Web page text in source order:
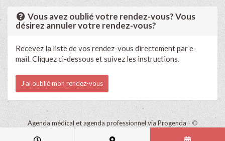
Vous avez oublié votre rendez-vous? Vous
désirez annuler votre rendez-vous?
Recevez la liste de vos rendez-vous directement par e-
mail. Cliquez ci-dessous et suivez les instructions.
J'ai oublié mon rendez-vous
Agenda médical et agenda professionnel via Progenda - ©